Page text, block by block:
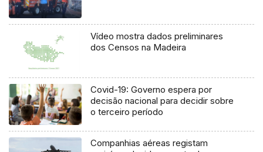
Vídeo mostra dados preliminares
dos Censos na Madeira
Covid-19: Governo espera por
decisão nacional para decidir sobre
o terceiro período
Companhias aéreas registam